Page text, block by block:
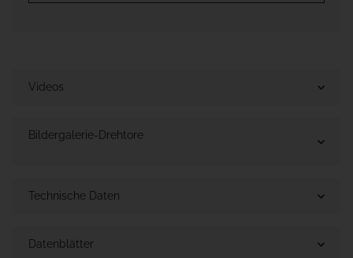
Videos
Bildergalerie-Drehtore
Technische Daten
Datenblätter